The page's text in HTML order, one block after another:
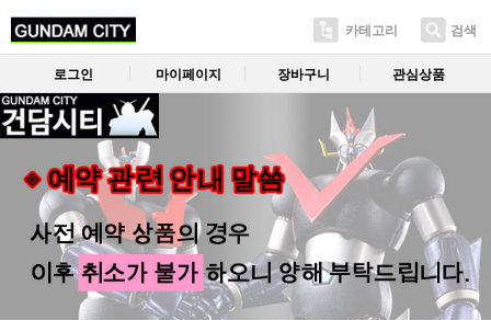
카테고리 검색
로그인 마이페이지 장바구니 관심상품